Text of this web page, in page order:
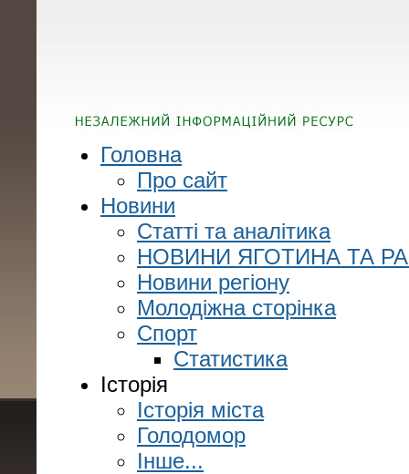
Головна
Про сайт
Новини
Статті та аналітика
НОВИНИ ЯГОТИНА ТА
Новини регіону
Молодіжна сторінка
Спорт
Статистика
Історія
Історія міста
Голодомор
Інше...